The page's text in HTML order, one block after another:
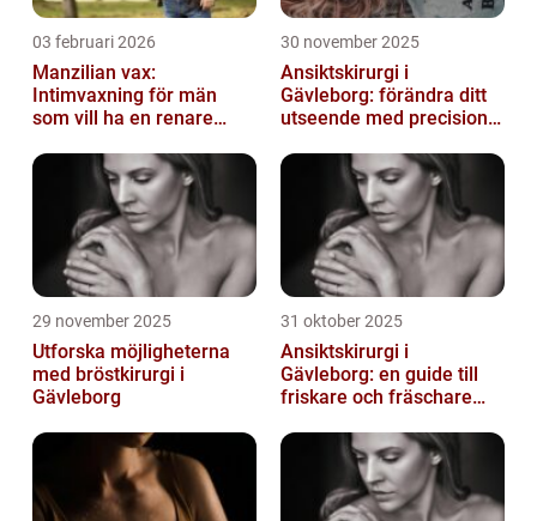
03 februari 2026
Manzilian vax:
Intimvaxning för män
som vill ha en renare
30 november 2025
Ansiktskirurgi i
Gävleborg: förändra ditt
utseende med precision
29 november 2025
Utforska möjligheterna
med bröstkirurgi i
Gävleborg
31 oktober 2025
Ansiktskirurgi i
Gävleborg: en guide till
friskare och fräschare